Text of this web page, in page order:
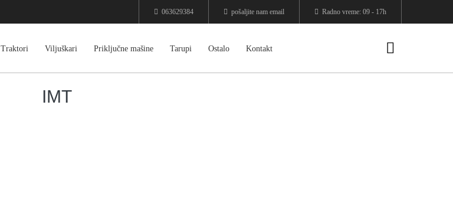
063629384 pošaljite nam email Radno vreme: 09 - 17h
Traktori Viljuškari Priključne mašine Tarupi Ostalo Kontakt
IMT